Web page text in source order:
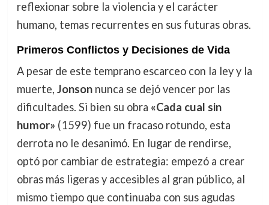
reflexionar sobre la violencia y el carácter
humano, temas recurrentes en sus futuras obras.
Primeros Conflictos y Decisiones de Vida
A pesar de este temprano escarceo con la ley y la
muerte, Jonsonnunca se dejó vencer por las
dificultades. Si bien su obra «Cada cual sin
humor» (1599) fue un fracaso rotundo, esta
derrota no le desanimó. En lugar de rendirse,
optó por cambiar de estrategia: empezó a crear
obras más ligeras y accesibles al gran público, al
mismo tiempo que continuaba con sus agudas